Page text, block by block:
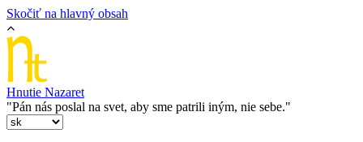
Skočiť na hlavný obsah
Hnutie Nazaret
"Pán nás poslal na svet, aby sme patrili iným, nie sebe."